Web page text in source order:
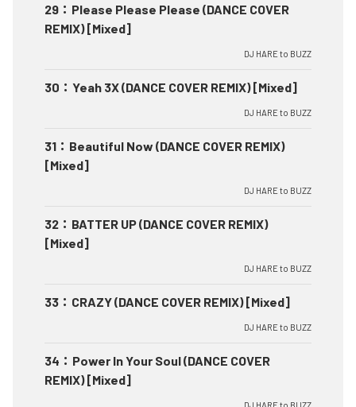
29 ： Please Please Please (DANCE COVER
REMIX) [Mixed]
DJ HARE to BUZZ
30 ： Yeah 3X (DANCE COVER REMIX) [Mixed]
DJ HARE to BUZZ
31 ： Beautiful Now (DANCE COVER REMIX)
[Mixed]
DJ HARE to BUZZ
32 ： BATTER UP (DANCE COVER REMIX)
[Mixed]
DJ HARE to BUZZ
33 ： CRAZY (DANCE COVER REMIX) [Mixed]
DJ HARE to BUZZ
34 ： Power In Your Soul (DANCE COVER
REMIX) [Mixed]
DJ HARE to BUZZ